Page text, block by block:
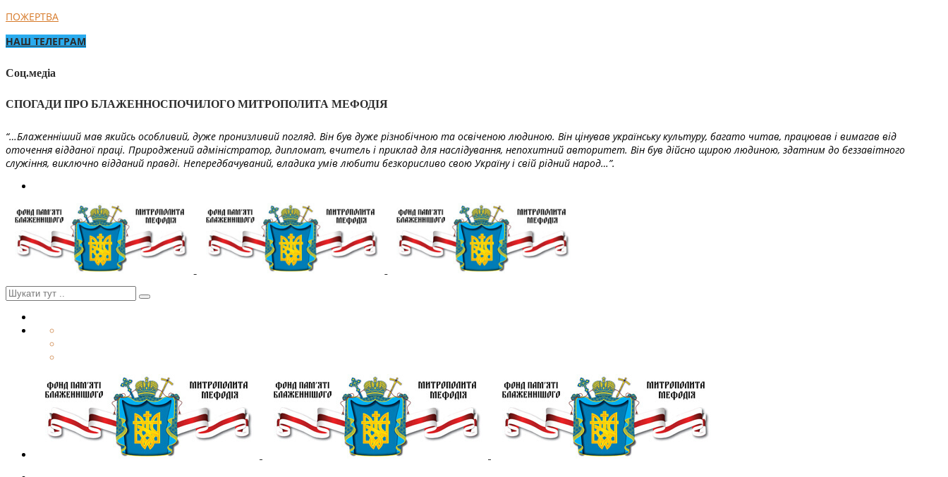
ПОЖЕРТВА
НАШ ТЕЛЕГРАМ
Соц.медіа
СПОГАДИ ПРО БЛАЖЕННОСПОЧИЛОГО МИТРОПОЛИТА МЕФОДІЯ
“…Блаженніший мав якийсь особливий, дуже пронизливий погляд. Він був дуже різнобічною та освіченою людиною. Він цінував українську культуру, багато читав, працював і вимагав від
оточення відданої праці. Природжений адміністратор, дипломат, вчитель і приклад для наслідування, непохитний авторитет. Він був дійсно щирою людиною, здатним до беззавітного
служіння, виключно відданий правді. Непередбачуваний, владика умів любити безкорисливо свою Україну і свій рідний народ…”.